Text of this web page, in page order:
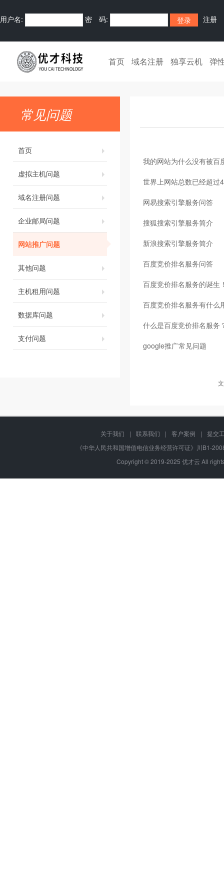
用户名: 密 码: 注册
首页 域名注册 独享云机 弹
常见问题
首页
虚拟主机问题
域名注册问题
企业邮局问题
网站推广问题
其他问题
主机租用问题
数据库问题
支付问题
我的网站为什么没有被百
世界上网站总数已经超过
网易搜索引擎服务问答
搜狐搜索引擎服务简介
新浪搜索引擎服务简介
百度竞价排名服务问答
百度竞价排名服务的诞生
百度竞价排名服务有什么
什么是百度竞价排名服务
google推广常见问题
关于我们 | 联系我们 | 客户案例 |
提交
《中华人民共和国增值电信业务经营许可证》川B1-
Copyright © 2019-2025 优才云 All